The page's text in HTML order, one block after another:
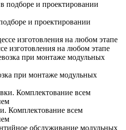
и проектировании
изготовления на любом этапе
при монтаже модульных
Комплектование всем